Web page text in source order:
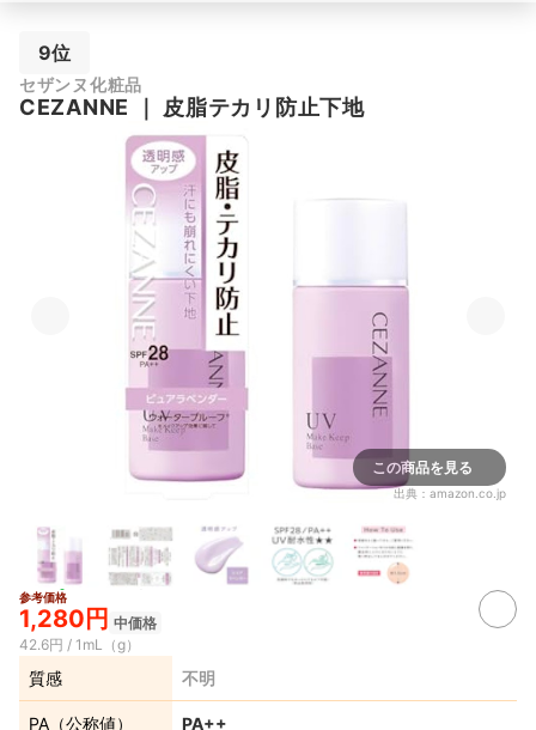
9位
セザンヌ化粧品
CEZANNE ｜ 皮脂テカリ防止下地
この商品を見る
出典： amazon.co.jp
参考価格
1,280円 中価格
42.6円 / 1mL（g）
質感 不明
PA（公称値） PA++